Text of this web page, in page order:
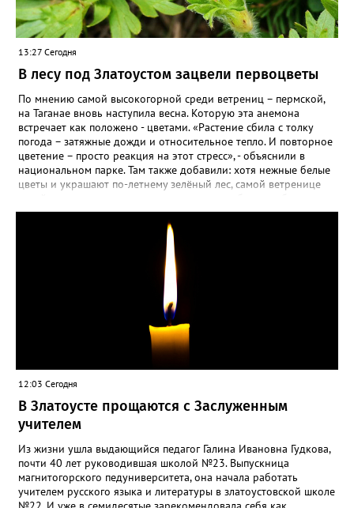
13:27 Сегодня
В лесу под Златоустом зацвели первоцветы
По мнению самой высокогорной среди ветрениц – пермской,
на Таганае вновь наступила весна. Которую эта анемона
встречает как положено - цветами. «Растение сбила с толку
погода – затяжные дожди и относительное тепло. И повторное
цветение – просто реакция на этот стресс», - объяснили в
национальном парке. Там также добавили: хотя нежные белые
цветы и украшают по-летнему зелёный лес, самой ветренице
силы перед долгой зимовкой.
12:03 Сегодня
В Златоусте прощаются с Заслуженным
учителем
Из жизни ушла выдающийся педагог Галина Ивановна Гудкова,
почти 40 лет руководившая школой №23. Выпускница
магнитогорского педуниверситета, она начала работать
учителем русского языка и литературы в златоустовской школе